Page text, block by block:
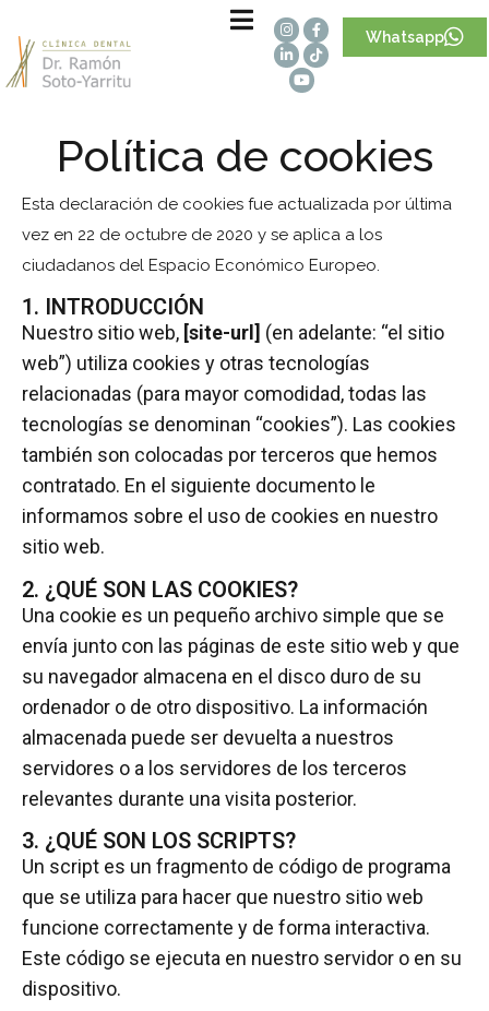
Whatsapp
Política de cookies
Esta declaración de cookies fue actualizada por última
vez en 22 de octubre de 2020 y se aplica a los
ciudadanos del Espacio Económico Europeo.
1. INTRODUCCIÓN
Nuestro sitio web, [site-url] (en adelante: “el sitio
web”) utiliza cookies y otras tecnologías
relacionadas (para mayor comodidad, todas las
tecnologías se denominan “cookies”). Las cookies
también son colocadas por terceros que hemos
contratado. En el siguiente documento le
informamos sobre el uso de cookies en nuestro
sitio web.
2. ¿QUÉ SON LAS COOKIES?
Una cookie es un pequeño archivo simple que se
envía junto con las páginas de este sitio web y que
su navegador almacena en el disco duro de su
ordenador o de otro dispositivo. La información
almacenada puede ser devuelta a nuestros
servidores o a los servidores de los terceros
relevantes durante una visita posterior.
3. ¿QUÉ SON LOS SCRIPTS?
Un script es un fragmento de código de programa
que se utiliza para hacer que nuestro sitio web
funcione correctamente y de forma interactiva.
Este código se ejecuta en nuestro servidor o en su
dispositivo.